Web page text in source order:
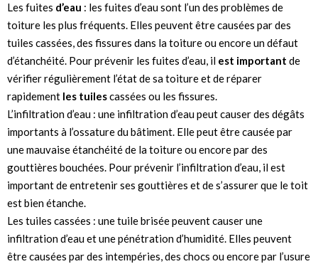
Les fuites d’eau : les fuites d’eau sont l’un des problèmes de
toiture les plus fréquents. Elles peuvent être causées par des
tuiles cassées, des fissures dans la toiture ou encore un défaut
d’étanchéité. Pour prévenir les fuites d’eau, il est important de
vérifier régulièrement l’état de sa toiture et de réparer
rapidement les tuilescassées ou les fissures.
L’infiltration d’eau : une infiltration d’eau peut causer des dégâts
importants à l’ossature du bâtiment. Elle peut être causée par
une mauvaise étanchéité de la toiture ou encore par des
gouttières bouchées. Pour prévenir l’infiltration d’eau, il est
important de entretenir ses gouttières et de s’assurer que le toit
est bien étanche.
Les tuiles cassées : une tuile brisée peuvent causer une
infiltration d’eau et une pénétration d’humidité. Elles peuvent
être causées par des intempéries, des chocs ou encore par l’usure